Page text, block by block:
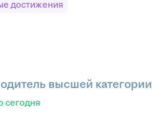
достижения
высшей категории
сегодня